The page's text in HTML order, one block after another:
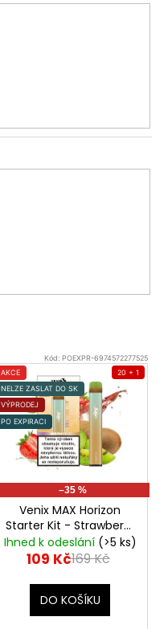
Kód: POEXPR-6974572277525
AKCE
NELZE ZASLAT DO SK
VÝPRODEJ
PO EXPIRACI
–35 %
20 + 1
Venix MAX Horizon
Starter Kit - Strawberry
Kiwi X - 20mg - PO
EXPIRACI
Ihned k odeslání (>5 ks)
109 Kč169 Kč
DO KOŠÍKU